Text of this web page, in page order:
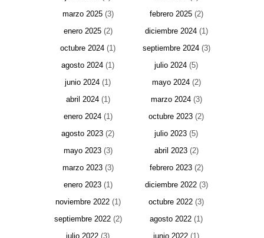
marzo 2025(3) febrero 2025(2)
enero 2025(2) diciembre 2024(1)
octubre 2024 (1) septiembre 2024(3)
agosto 2024 (1) julio 2024 (5)
junio 2024 (1) mayo 2024(2)
abril 2024(1) marzo 2024(3)
enero 2024(1) octubre 2023 (2)
agosto 2023 (2) julio 2023 (5)
mayo 2023(3) abril 2023(2)
marzo 2023(3) febrero 2023(2)
enero 2023(1) diciembre 2022(3)
noviembre 2022(1) octubre 2022 (3)
septiembre 2022(2) agosto 2022 (1)
julio 2022 (3) junio 2022 (1)